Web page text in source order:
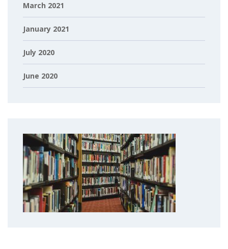
March 2021
January 2021
July 2020
June 2020